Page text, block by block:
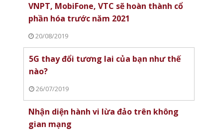
VNPT, MobiFone, VTC sẽ hoàn thành cổ
phần hóa trước năm 2021
20/08/2019
5G thay đổi tương lai của bạn như thế
nào?
26/07/2019
Nhận diện hành vi lừa đảo trên không
gian mạng